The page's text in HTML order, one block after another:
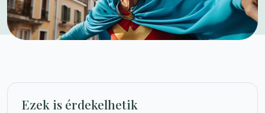
Ezek is érdekelhetik